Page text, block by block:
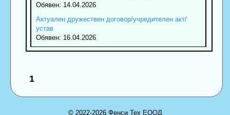
Обявен: 14.04.2026
Актуален дружествен договор/учредителен акт/
устав
Обявен: 16.04.2026
1
© 2022-2026 Фенси Тех ЕООД